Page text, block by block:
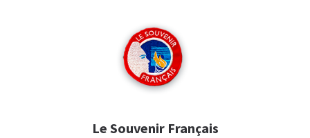
Le Souvenir Français